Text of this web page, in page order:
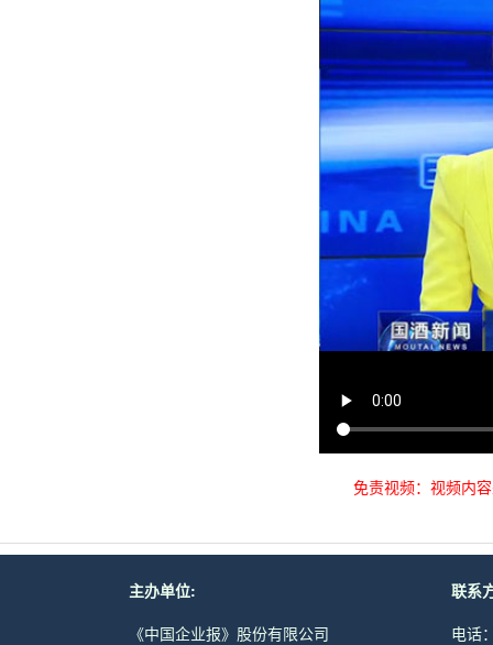
免责视频：视频内
主办单位:
《中国企业报》股份有限公司
联系
电话